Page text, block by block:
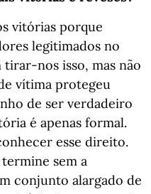
vitórias porque
legitimados no
nos isso, mas não
vítima protegeu
de ser verdadeiro
é apenas formal.
esse direito.
sem a
conjunto alargado de